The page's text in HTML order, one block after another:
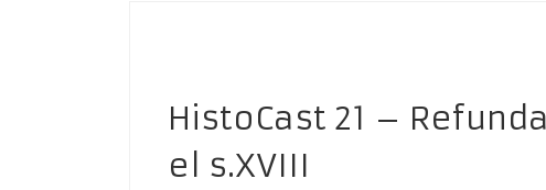
HistoCast 21 –
el s.XVIII